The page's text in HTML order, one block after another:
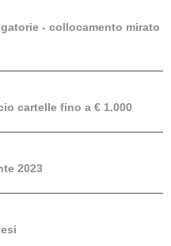
- collocamento mirato
cartelle fino a € 1.000
2023